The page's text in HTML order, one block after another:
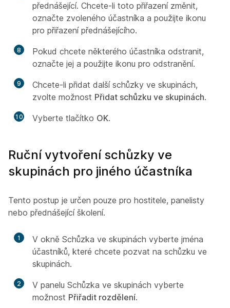
přednášející. Chcete-li toto přiřazení změnit,
označte zvoleného účastníka a použijte ikonu
pro přiřazení přednášejícího.
8
Pokud chcete některého účastníka odstranit,
označte jej a použijte ikonu pro odstranění.
9
Chcete-li přidat další schůzky ve skupinách,
zvolte možnost Přidat schůzku ve skupinách.
10 Vyberte tlačítko OK.
Ruční vytvoření schůzky ve
skupinách pro jiného účastníka
Tento postup je určen pouze pro hostitele, panelisty
nebo přednášející školení.
1
V okně Schůzka ve skupinách vyberte jména
účastníků, které chcete pozvat na schůzku ve
skupinách.
2
V panelu Schůzka ve skupinách vyberte
možnost Přiřadit rozdělení.